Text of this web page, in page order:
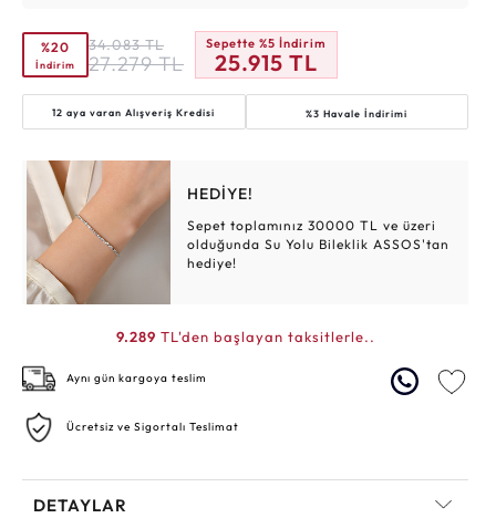
%20
İndirim
34.083 TL
27.279 TL
Sepette %5 İndirim
25.915 TL
12 aya varanAlışveriş Kredisi %3 Havale İndirimi
HEDİYE!
Sepet toplamınız 30000 TL ve üzeri
olduğunda Su Yolu Bileklik ASSOS'tan
hediye!
9.289 TL'den başlayan taksitlerle..
Aynı gün kargoya teslim
Ücretsiz ve Sigortalı Teslimat
DETAYLAR